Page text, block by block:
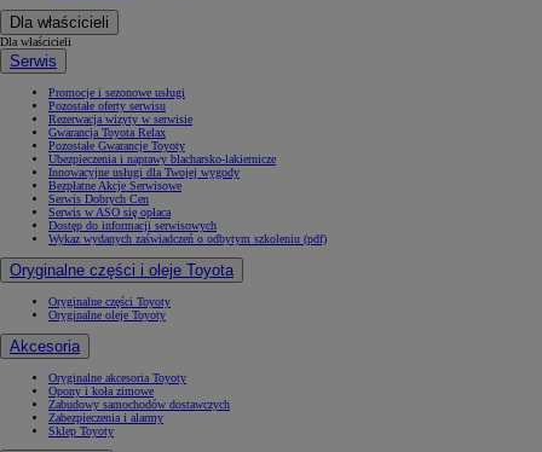
Dla właścicieli
Dla właścicieli
Serwis
Promocje i sezonowe usługi
Pozostałe oferty serwisu
Rezerwacja wizyty w serwisie
Gwarancja Toyota Relax
Pozostałe Gwarancje Toyoty
Ubezpieczenia i naprawy blacharsko-lakiernicze
Innowacyjne usługi dla Twojej wygody
Bezpłatne Akcje Serwisowe
Serwis Dobrych Cen
Serwis w ASO się opłaca
Dostęp do informacji serwisowych
Wykaz wydanych zaświadczeń o odbytym szkoleniu (pdf)
Oryginalne części i oleje Toyota
Oryginalne części Toyoty
Oryginalne oleje Toyoty
Akcesoria
Oryginalne akcesoria Toyoty
Opony i koła zimowe
Zabudowy samochodów dostawczych
Zabezpieczenia i alarmy
Sklep Toyoty